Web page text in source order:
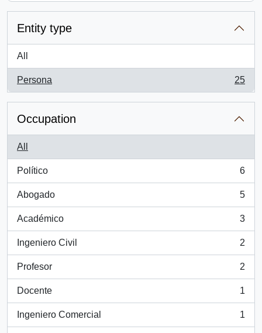
Entity type
All
Persona
, 25 results
25
Occupation
All
Político
, 6 results
6
Abogado
, 5 results
5
Académico
, 3 results
3
Ingeniero Civil
, 2 results
2
Profesor
, 2 results
2
Docente
, 1 results
1
Ingeniero Comercial
, 1 results
1